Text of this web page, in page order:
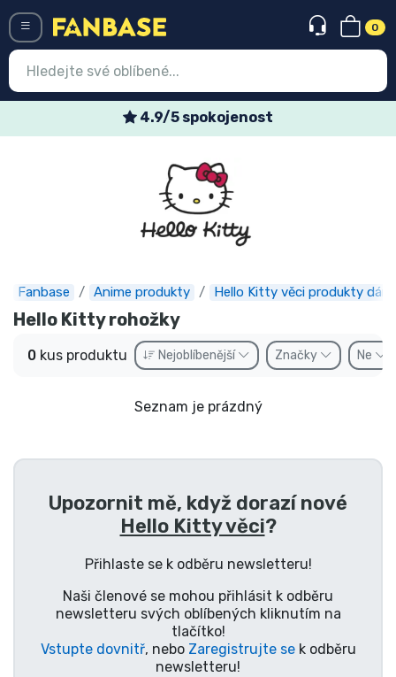
0
4.9/5 spokojenost
Fanbase Anime produkty Hello Kitty věci produkty
Hello Kitty rohožky
0 kus produktu Nejoblíbenější Značky Ne
Seznam je prázdný
Upozornit mě, když dorazí nové
Hello Kitty věci?
Přihlaste se k odběru newsletteru!
Naši členové se mohou přihlásit k odběru
newsletteru svých oblíbených kliknutím na
tlačítko!
Vstupte dovnitř, nebo Zaregistrujte sek odběru
newsletteru!
Speciální nabídky
Expresní doručení
Předobjednat
Outlet produkty
Doprava a platba
Seriálové věci
Filmové věci
Úžasné věci
Anime věci
Hráčské věci